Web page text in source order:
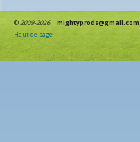
©2009-2026
mightyprods@gmail.com
Haut de page